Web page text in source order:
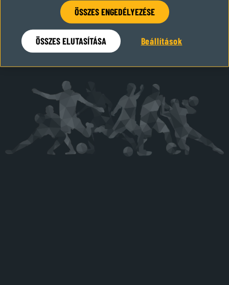
Hamarosan visszatérünk
ÖSSZES ENGEDÉLYEZÉSE
ÖSSZES ELUTASÍTÁSA Beállítások